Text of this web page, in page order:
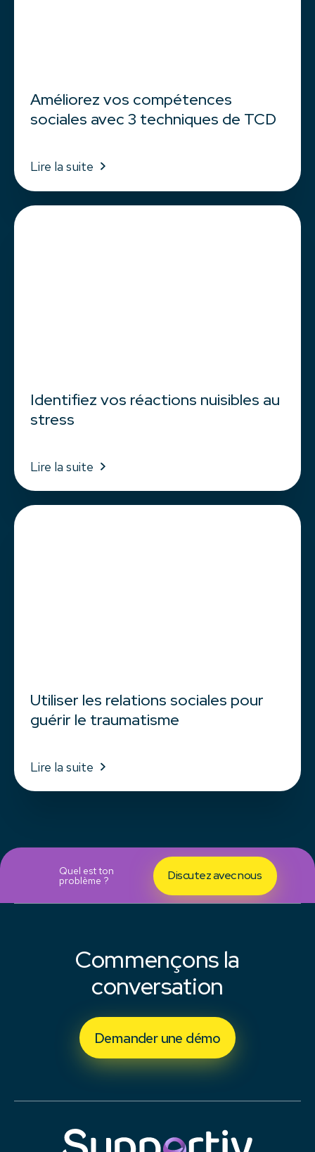
Améliorez vos compétences
sociales avec 3 techniques de TCD
Lire la suite
Identifiez vos réactions nuisibles au
stress
Lire la suite
Utiliser les relations sociales pour
guérir le traumatisme
Lire la suite
Quel est ton
problème ? Discutez avec nous
Commençons la
conversation
Demander une démo